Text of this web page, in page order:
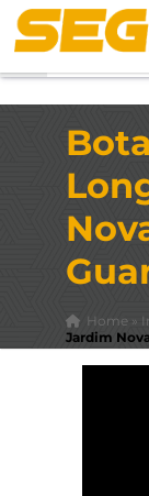
Home»
Jardim